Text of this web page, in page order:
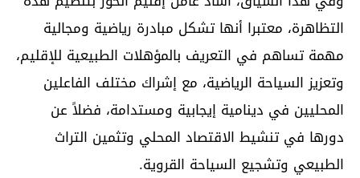
التظاهرة، معتبرا أنها تشكل مبادرة رياضية ومجالية
مهمة تساهم في التعريف بالمؤهلات الطبيعية للإقليم،
وتعزيز السياحة الرياضية، مع إشراك مختلف الفاعلين
المحليين في دينامية إيجابية ومستدامة، فضلاً عن
دورها في تنشيط الاقتصاد المحلي وتثمين التراث
الطبيعي وتشجيع السياحة القروية.